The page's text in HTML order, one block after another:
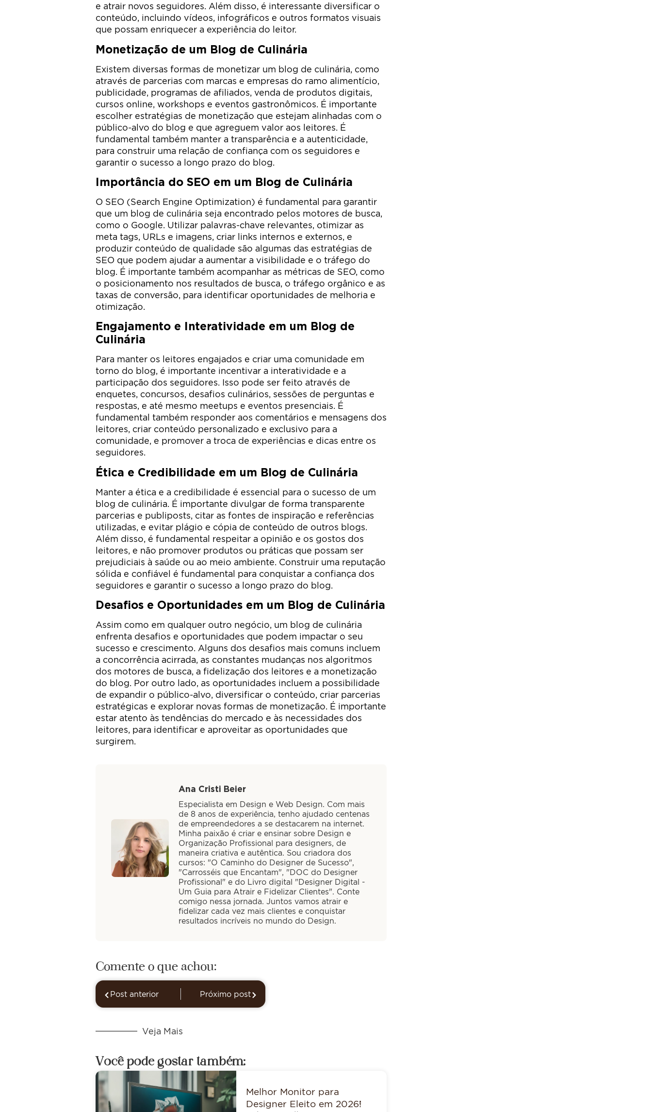
e atrair novos seguidores. Além disso, é interessante diversificar o
conteúdo, incluindo vídeos, infográficos e outros formatos visuais
que possam enriquecer a experiência do leitor.
Monetização de um Blog de Culinária
Existem diversas formas de monetizar um blog de culinária, como
através de parcerias com marcas e empresas do ramo alimentício,
publicidade, programas de afiliados, venda de produtos digitais,
cursos online, workshops e eventos gastronômicos. É importante
escolher estratégias de monetização que estejam alinhadas com o
público-alvo do blog e que agreguem valor aos leitores. É
fundamental também manter a transparência e a autenticidade,
para construir uma relação de confiança com os seguidores e
garantir o sucesso a longo prazo do blog.
Importância do SEO em um Blog de Culinária
O SEO (Search Engine Optimization) é fundamental para garantir
que um blog de culinária seja encontrado pelos motores de busca,
como o Google. Utilizar palavras-chave relevantes, otimizar as
meta tags, URLs e imagens, criar links internos e externos, e
produzir conteúdo de qualidade são algumas das estratégias de
SEO que podem ajudar a aumentar a visibilidade e o tráfego do
blog. É importante também acompanhar as métricas de SEO, como
o posicionamento nos resultados de busca, o tráfego orgânico e as
taxas de conversão, para identificar oportunidades de melhoria e
otimização.
Engajamento e Interatividade em um Blog de
Culinária
Para manter os leitores engajados e criar uma comunidade em
torno do blog, é importante incentivar a interatividade e a
participação dos seguidores. Isso pode ser feito através de
enquetes, concursos, desafios culinários, sessões de perguntas e
respostas, e até mesmo meetups e eventos presenciais. É
fundamental também responder aos comentários e mensagens dos
leitores, criar conteúdo personalizado e exclusivo para a
comunidade, e promover a troca de experiências e dicas entre os
seguidores.
Ética e Credibilidade em um Blog de Culinária
Manter a ética e a credibilidade é essencial para o sucesso de um
blog de culinária. É importante divulgar de forma transparente
parcerias e publiposts, citar as fontes de inspiração e referências
utilizadas, e evitar plágio e cópia de conteúdo de outros blogs.
Além disso, é fundamental respeitar a opinião e os gostos dos
leitores, e não promover produtos ou práticas que possam ser
prejudiciais à saúde ou ao meio ambiente. Construir uma reputação
sólida e confiável é fundamental para conquistar a confiança dos
seguidores e garantir o sucesso a longo prazo do blog.
Desafios e Oportunidades em um Blog de Culinária
Assim como em qualquer outro negócio, um blog de culinária
enfrenta desafios e oportunidades que podem impactar o seu
sucesso e crescimento. Alguns dos desafios mais comuns incluem
a concorrência acirrada, as constantes mudanças nos algoritmos
dos motores de busca, a fidelização dos leitores e a monetização
do blog. Por outro lado, as oportunidades incluem a possibilidade
de expandir o público-alvo, diversificar o conteúdo, criar parcerias
estratégicas e explorar novas formas de monetização. É importante
estar atento às tendências do mercado e às necessidades dos
leitores, para identificar e aproveitar as oportunidades que
surgirem.
Ana Cristi Beier
Especialista em Design e Web Design. Com mais
de 8 anos de experiência, tenho ajudado centenas
de empreendedores a se destacarem na internet.
Minha paixão é criar e ensinar sobre Design e
Organização Profissional para designers, de
maneira criativa e autêntica. Sou criadora dos
cursos: "O Caminho do Designer de Sucesso",
"Carrosséis que Encantam", "DOC do Designer
Profissional" e do Livro digital "Designer Digital -
Um Guia para Atrair e Fidelizar Clientes". Conte
comigo nessa jornada. Juntos vamos atrair e
fidelizar cada vez mais clientes e conquistar
resultados incríveis no mundo do Design.
Comente o que achou:
Post anterior Próximo post
Veja Mais
Você pode gostar também:
Melhor Monitor para
Designer Eleito em 2026!